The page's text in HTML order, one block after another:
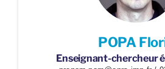
POPA
Enseignant-chercheur